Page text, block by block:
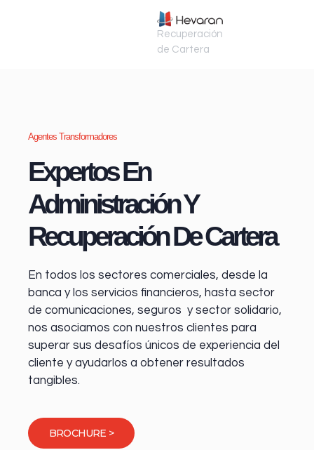
Recuperación
de Cartera
Agentes Transformadores
Expertos En
Administración Y
Recuperación De Cartera
En todos los sectores comerciales, desde la
banca y los servicios financieros, hasta sector
de comunicaciones, seguros y sector solidario,
nos asociamos con nuestros clientes para
superar sus desafíos únicos de experiencia del
cliente y ayudarlos a obtener resultados
tangibles.
BROCHURE >